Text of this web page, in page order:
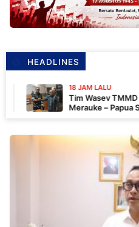
HEADLINES
18 JAM LALU
Tim Wasev TMMD ke-129,
Merauke – Papua Selatan